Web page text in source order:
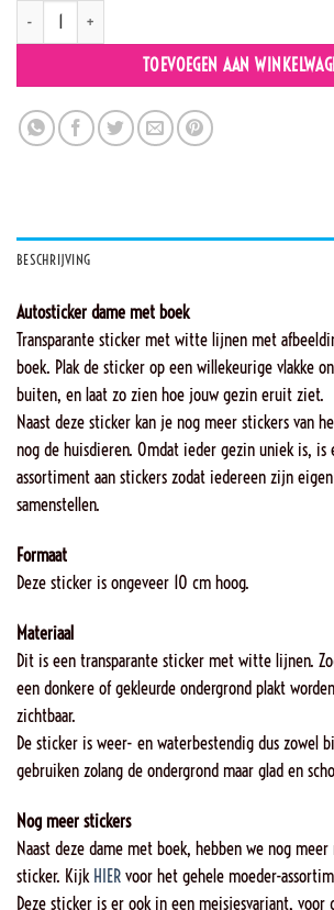
M14 - Linda leest aantal
TOEVOEGEN AAN
BESCHRIJVING
Autosticker dame met boek
Transparante sticker met witte lijnen met
boek. Plak de sticker op een willekeurige vlakke
buiten, en laat zo zien hoe jouw gezin eruit ziet.
Naast deze sticker kan je nog meer stickers van
nog de huisdieren. Omdat ieder gezin uniek is, is
assortiment aan stickers zodat iedereen zijn
samenstellen.
Formaat
Deze sticker is ongeveer 10 cm hoog.
Materiaal
Dit is een transparante sticker met witte lijnen.
een donkere of gekleurde ondergrond plakt
zichtbaar.
De sticker is weer- en waterbestendig dus zowel
gebruiken zolang de ondergrond maar glad en
Nog meer stickers
Naast deze dame met boek, hebben we nog meer
sticker. Kijk HIER voor het gehele moeder-
Deze sticker is er ook in een meisjesvariant, voor